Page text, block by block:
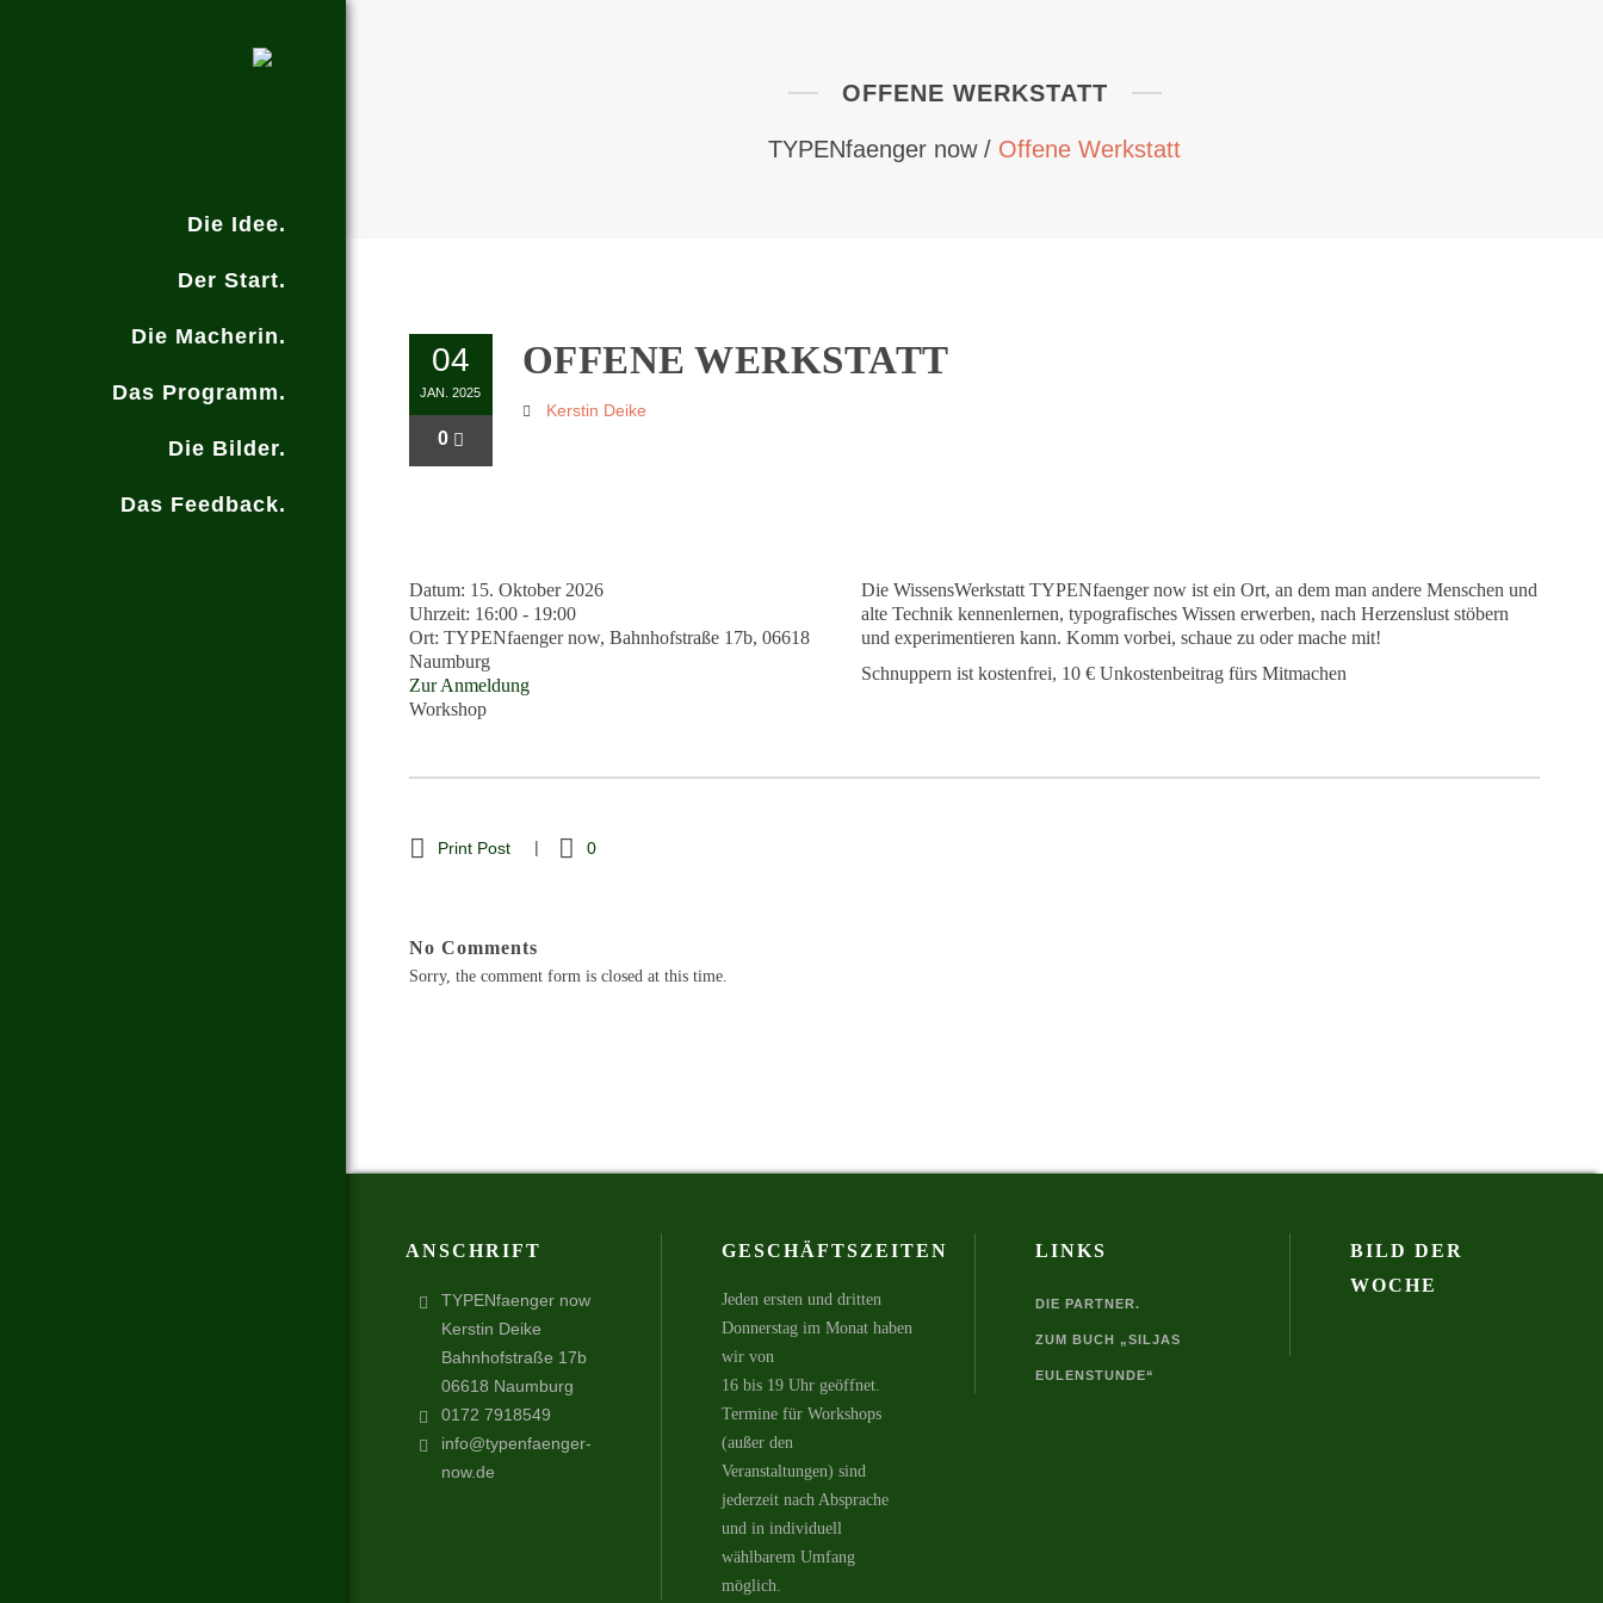
Die Idee.
Der Start.
Die Macherin.
Das Programm.
Die Bilder.
Das Feedback.
OFFENE WERKSTATT
TYPENfaenger now/ Offene Werkstatt
04
JAN. 2025
0
OFFENE WERKSTATT
Kerstin Deike
Datum: 15. Oktober 2026
Uhrzeit: 16:00 - 19:00
Ort: TYPENfaenger now, Bahnhofstraße 17b, 06618
Naumburg
Zur Anmeldung
Workshop
Die WissensWerkstatt TYPENfaenger now ist ein Ort, an dem man andere Menschen und
alte Technik kennenlernen, typografisches Wissen erwerben, nach Herzenslust stöbern
und experimentieren kann. Komm vorbei, schaue zu oder mache mit!
Schnuppern ist kostenfrei, 10 € Unkostenbeitrag fürs Mitmachen
Print Post 0
No Comments
Sorry, the comment form is closed at this time.
ANSCHRIFT
TYPENfaenger now
Kerstin Deike
Bahnhofstraße 17b
06618 Naumburg
0172 7918549
info@typenfaenger-
now.de
GESCHÄFTSZEITEN
Jeden ersten und dritten
Donnerstag im Monat haben
wir von
16 bis 19 Uhr geöffnet.
Termine für Workshops
(außer den
Veranstaltungen) sind
jederzeit nach Absprache
und in individuell
wählbarem Umfang
möglich.
LINKS
DIE PARTNER.
ZUM BUCH „SILJAS
EULENSTUNDE“
BILD DER
WOCHE